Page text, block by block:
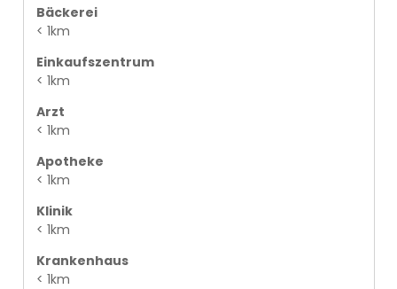
Bäckerei
< 1km
Einkaufszentrum
< 1km
Arzt
< 1km
Apotheke
< 1km
Klinik
< 1km
Krankenhaus
< 1km